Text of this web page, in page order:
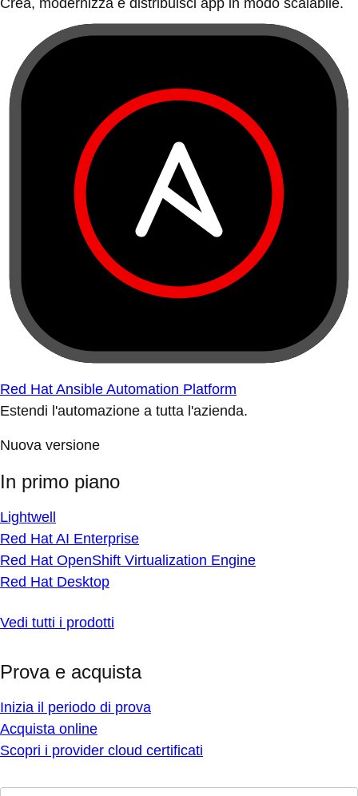
Crea, modernizza e distribuisci app in modo scalabile.
Red Hat Ansible Automation Platform
Estendi l'automazione a tutta l'azienda.
Nuova versione
In primo piano
Lightwell
Red Hat AI Enterprise
Red Hat OpenShift Virtualization Engine
Red Hat Desktop
Vedi tutti i prodotti
Prova e acquista
Inizia il periodo di prova
Acquista online
Scopri i provider cloud certificati